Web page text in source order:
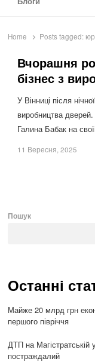
Home Posts tagged:
Вчорашня
бізнес з
У Вінниці після
виробництва
Галина Бабак на
11 Вересня, 2025
Пошук
Останні
Майже 20 млрд грн
першого півріччя
ДТП на Магістратській
постраждалий